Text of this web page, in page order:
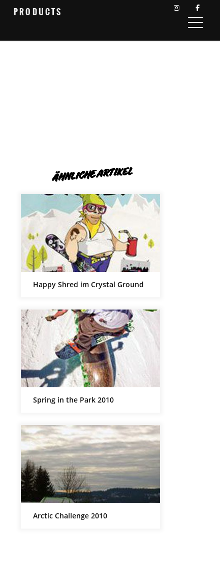
PRODUCTS
ÄHNLICHE ARTIKEL
Happy Shred im Crystal Ground
Spring in the Park 2010
Arctic Challenge 2010